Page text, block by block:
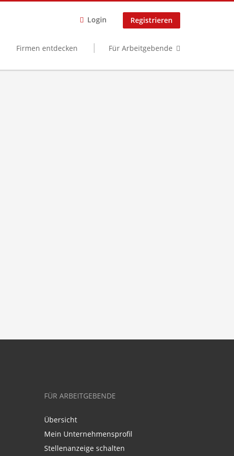
Login Registrieren
Firmen entdecken Für Arbeitgebende
FÜR ARBEITGEBENDE
Übersicht
Mein Unternehmensprofil
Stellenanzeige schalten